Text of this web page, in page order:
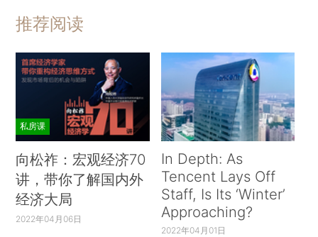
推荐阅读
私房课
向松祚：宏观经济70
讲，带你了解国内外
经济大局
2022年04月06日
In Depth: As
Tencent Lays Off
Staff, Is Its ‘Winter’
Approaching?
2022年04月01日